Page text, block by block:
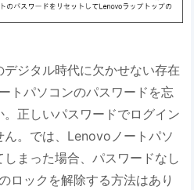
デジタル時代に欠かせない存在
トパソコンのパスワードを忘
正しいパスワードでログイン
ん。では、Lenovoノートパソ
まった場合、パスワードなし
ロックを解除する方法はあり